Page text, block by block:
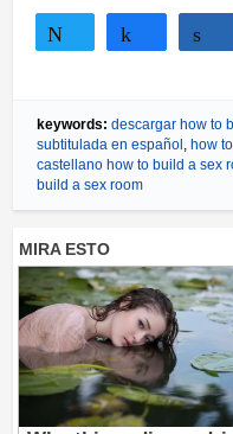
keywords: descargar how to
subtitulada en español , how
castellano how to build a sex
build a sex room